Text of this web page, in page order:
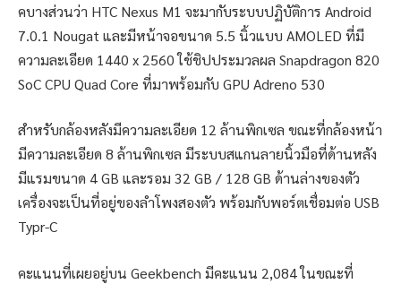
คบางส่วนว่า HTC Nexus M1 จะมากับระบบปฏิบัติการ Android
7.0.1 Nougat และมีหน้าจอขนาด 5.5 นิ้วแบบ AMOLED ที่มี
ความละเอียด 1440 x 2560 ใช้ชิปประมวลผล Snapdragon 820
SoC CPU Quad Core ที่มาพร้อมกับ GPU Adreno 530
สำหรับกล้องหลังมีความละเอียด 12 ล้านพิกเซล ขณะที่กล้องหน้า
มีความละเอียด 8 ล้านพิกเซล มีระบบสแกนลายนิ้วมือที่ด้านหลัง
มีแรมขนาด 4 GB และรอม 32 GB / 128 GB ด้านล่างของตัว
เครื่องจะเป็นที่อยู่ของลำโพงสองตัว พร้อมกับพอร์ตเชื่อมต่อ USB
Typr-C
คะแนนที่เผยอยู่บน Geekbench มีคะแนน 2,084 ในขณะที่